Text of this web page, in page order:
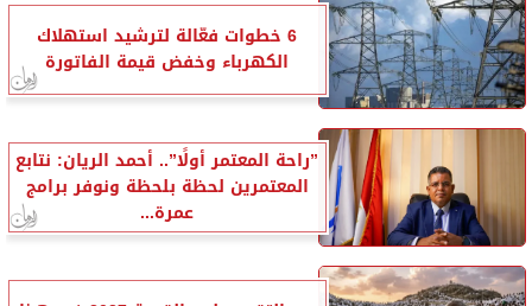
6 خطوات فعّالة لترشيد استهلاك
الكهرباء وخفض قيمة الفاتورة
”راحة المعتمر أولًا”.. أحمد الريان: نتابع
المعتمرين لحظة بلحظة ونوفر برامج
عمرة...